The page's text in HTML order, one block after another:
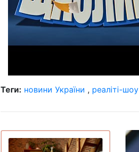
Теги: новини України , реаліті-шоу